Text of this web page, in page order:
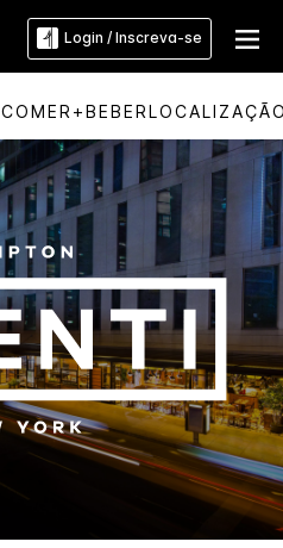
Login / Inscreva-se
COMER+BEBER